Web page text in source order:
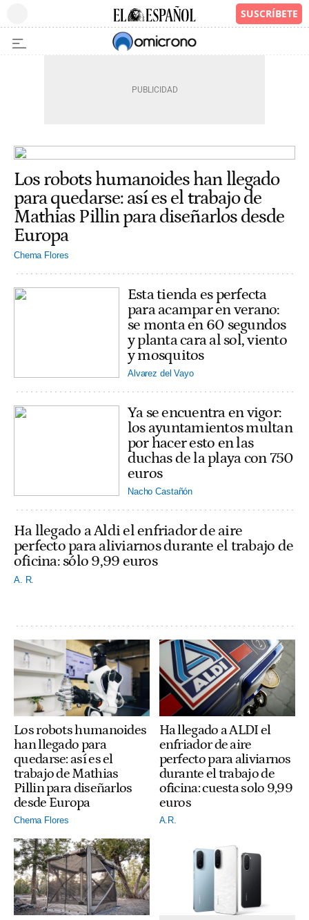
Los robots humanoides han llegado
para quedarse: así es el trabajo de
Mathias Pillin para diseñarlos desde
Europa
Chema Flores
Esta tienda es perfecta
para acampar en verano:
se monta en 60 segundos
y planta cara al sol, viento
y mosquitos
Alvarez del Vayo
Ya se encuentra en vigor:
los ayuntamientos multan
por hacer esto en las
duchas de la playa con 750
euros
Nacho Castañón
Ha llegado a Aldi el enfriador de aire
perfecto para aliviarnos durante el trabajo de
oficina: sólo 9,99 euros
A. R.
Los robots humanoides
han llegado para
quedarse: así es el
trabajo de Mathias
Pillin para diseñarlos
desde Europa
Chema Flores
Ha llegado a ALDI el
enfriador de aire
perfecto para aliviarnos
durante el trabajo de
oficina: cuesta solo 9,99
euros
A.R.